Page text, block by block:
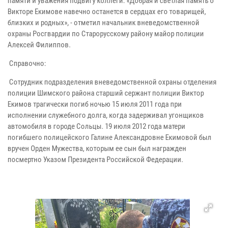
Викторе Екимове навечно останется в сердцах его товарищей,
близких и родных», - отметил начальник вневедомственной
охраны Росгвардии по Старорусскому району майор полиции
Алексей Филиппов.
Справочно:
Сотрудник подразделения вневедомственной охраны отделения
полиции Шимского района старший сержант полиции Виктор
Екимов трагически погиб ночью 15 июля 2011 года при
исполнении служебного долга, когда задерживал угонщиков
автомобиля в городе Сольцы. 19 июля 2012 года матери
погибшего полицейского Галине Александровне Екимовой был
вручен Орден Мужества, которым ее сын был награжден
посмертно Указом Президента Российской Федерации.